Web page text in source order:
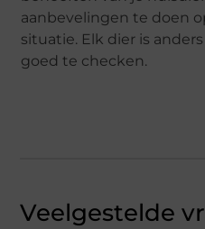
aanbevelingen te doen
situatie. Elk dier is
goed te checken.
Veelgestelde